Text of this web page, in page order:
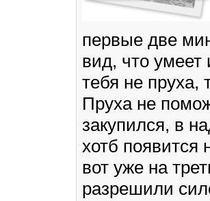
первые две
вид, что умеет
тебя не пруха,
Пруха не
закупился, в
хотб появится
вот уже на
разрешили